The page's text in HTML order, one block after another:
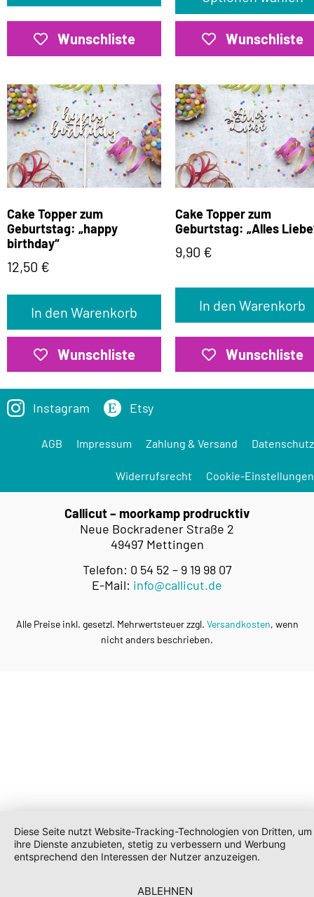
Wunschliste Wunschliste
Cake Topper zum
Geburtstag: „happy
birthday“
12,50 €
In den Warenkorb
Wunschliste
Cake Topper zum
Geburtstag: „Alles
9,90 €
In den Warenkorb
Wunschliste
Instagram Etsy
AGB Impressum Zahlung & Versand Datenschutz
Widerrufsrecht Cookie-Einstellungen
Callicut – moorkamp prodrucktiv
Neue Bockradener Straße 2
49497 Mettingen
Telefon: 0 54 52 – 9 19 98 07
E-Mail: info@callicut.de
Alle Preise inkl. gesetzl. Mehrwertsteuer zzgl. Versandkosten, wenn
nicht anders beschrieben.
Diese Seite nutzt Website-Tracking-Technologien von Dritten, um
ihre Dienste anzubieten, stetig zu verbessern und Werbung
entsprechend den Interessen der Nutzer anzuzeigen.
ABLEHNEN